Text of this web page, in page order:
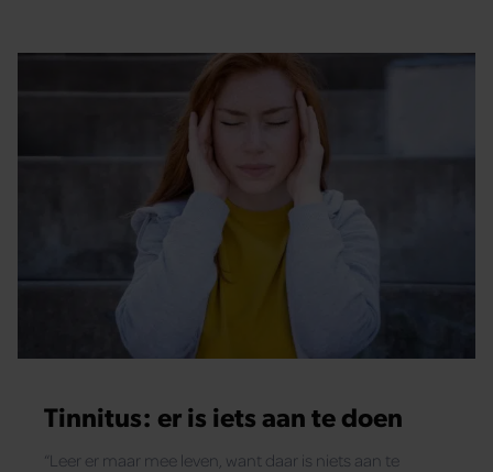
Tinnitus: er is iets aan te doen
“Leer er maar mee leven, want daar is niets aan te